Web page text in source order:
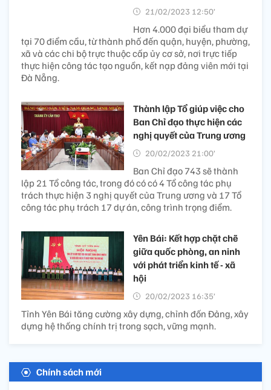
21/02/2023 12:50’
Hơn 4.000 đại biểu tham dự
tại 70 điểm cầu, từ thành phố đến quận, huyện, phường,
xã và các chi bộ trực thuộc cấp ủy cơ sở, nơi trực tiếp
thực hiện công tác tạo nguồn, kết nạp đảng viên mới tại
Đà Nẵng.
Thành lập Tổ giúp việc cho
Ban Chỉ đạo thực hiện các
nghị quyết của Trung ương
20/02/2023 21:00’
Ban Chỉ đạo 743 sẽ thành
lập 21 Tổ công tác, trong đó có có 4 Tổ công tác phụ
trách thực hiện 3 nghị quyết của Trung ương và 17 Tổ
công tác phụ trách 17 dự án, công trình trọng điểm.
Yên Bái: Kết hợp chặt chẽ
giữa quốc phòng, an ninh
với phát triển kinh tế - xã
hội
20/02/2023 16:35’
Tỉnh Yên Bái tăng cường xây dựng, chỉnh đốn Đảng, xây
dựng hệ thống chính trị trong sạch, vững mạnh.
Chính sách mới